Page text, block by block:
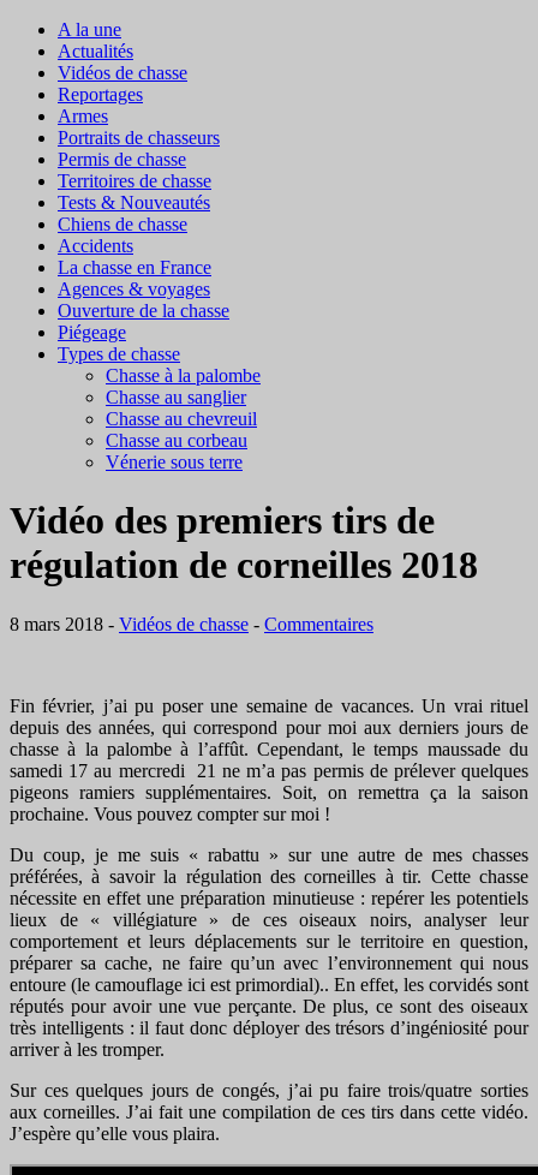
A la une
Actualités
Vidéos de chasse
Reportages
Armes
Portraits de chasseurs
Permis de chasse
Territoires de chasse
Tests & Nouveautés
Chiens de chasse
Accidents
La chasse en France
Agences & voyages
Ouverture de la chasse
Piégeage
Types de chasse
Chasse à la palombe
Chasse au sanglier
Chasse au chevreuil
Chasse au corbeau
Vénerie sous terre
Vidéo des premiers tirs de
régulation de corneilles 2018
8 mars 2018 - Vidéos de chasse - Commentaires
Fin février, j’ai pu poser une semaine de vacances. Un vrai rituel
depuis des années, qui correspond pour moi aux derniers jours de
chasse à la palombe à l’affût. Cependant, le temps maussade du
samedi 17 au mercredi 21 ne m’a pas permis de prélever quelques
pigeons ramiers supplémentaires. Soit, on remettra ça la saison
prochaine. Vous pouvez compter sur moi !
Du coup, je me suis « rabattu » sur une autre de mes chasses
préférées, à savoir la régulation des corneilles à tir. Cette chasse
nécessite en effet une préparation minutieuse : repérer les potentiels
lieux de « villégiature » de ces oiseaux noirs, analyser leur
comportement et leurs déplacements sur le territoire en question,
préparer sa cache, ne faire qu’un avec l’environnement qui nous
entoure (le camouflage ici est primordial).. En effet, les corvidés sont
réputés pour avoir une vue perçante. De plus, ce sont des oiseaux
très intelligents : il faut donc déployer des trésors d’ingéniosité pour
arriver à les tromper.
Sur ces quelques jours de congés, j’ai pu faire trois/quatre sorties
aux corneilles. J’ai fait une compilation de ces tirs dans cette vidéo.
J’espère qu’elle vous plaira.